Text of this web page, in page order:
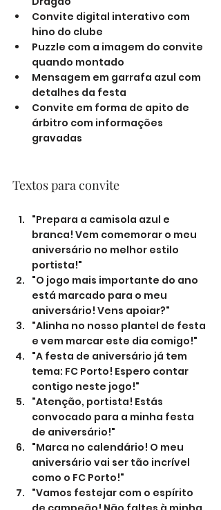
Convite digital interativo com
hino do clube
Puzzle com a imagem do convite
quando montado
Mensagem em garrafa azul com
detalhes da festa
Convite em forma de apito de
árbitro com informações
gravadas
Textos para convite
"Prepara a camisola azul e
branca! Vem comemorar o meu
aniversário no melhor estilo
portista!"
"O jogo mais importante do ano
está marcado para o meu
aniversário! Vens apoiar?"
"Alinha no nosso plantel de festa
e vem marcar este dia comigo!"
"A festa de aniversário já tem
tema: FC Porto! Espero contar
contigo neste jogo!"
"Atenção, portista! Estás
convocado para a minha festa
de aniversário!"
"Marca no calendário! O meu
aniversário vai ser tão incrível
como o FC Porto!"
"Vamos festejar com o espírito